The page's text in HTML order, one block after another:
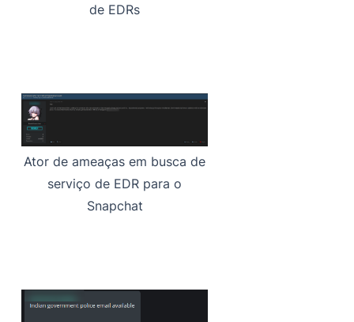
de EDRs
Ator de ameaças em busca de
serviço de EDR para o
Snapchat